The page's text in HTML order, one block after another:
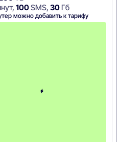
100SMS, 30Гб
можно добавить к тарифу